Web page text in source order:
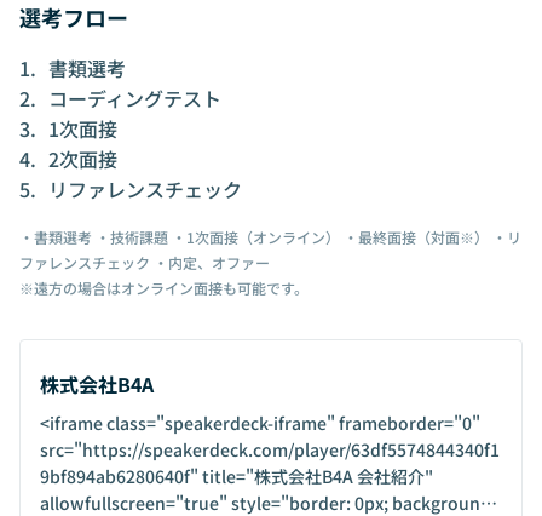
選考フロー
書類選考
コーディングテスト
1次面接
2次面接
リファレンスチェック
・書類選考 ・技術課題 ・1次面接（オンライン） ・最終面接（対面※） ・リ
ファレンスチェック ・内定、オファー
※遠方の場合はオンライン面接も可能です。
株式会社B4A
<iframe class="speakerdeck-iframe" frameborder="0"
src="https://speakerdeck.com/player/63df5574844340f1
9bf894ab6280640f" title="株式会社B4A 会社紹介"
allowfullscreen="true" style="border: 0px; background: